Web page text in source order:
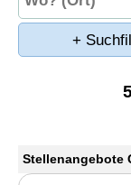
+
Stellenangebote